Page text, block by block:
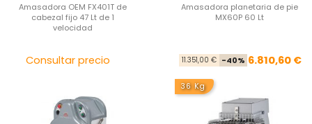
Amasadora OEM FX401T de
cabezal fijo 47 Lt de 1
velocidad
Consultar precio
Amasadora planetaria de pie
MX60P 60 Lt
11.351,00 € -40% 6.810,60 €
36 Kg